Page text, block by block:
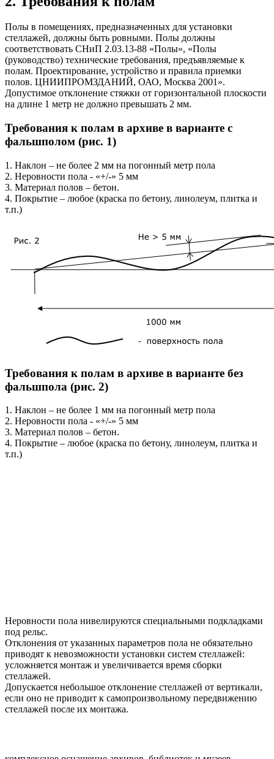
Полы в помещениях, предназначенных для установки
стеллажей, должны быть ровными. Полы должны
соответствовать СНиП 2.03.13-88 «Полы», «Полы
(руководство) технические требования, предъявляемые к
полам. Проектирование, устройство и правила приемки
полов. ЦНИИПРОМЗДАНИЙ, ОАО, Москва 2001».
Допустимое отклонение стяжки от горизонтальной плоскости
на длине 1 метр не должно превышать 2 мм.
Требования к полам в архиве в варианте с
фальшполом (рис. 1)
1. Наклон – не более 2 мм на погонный метр пола
2. Неровности пола - «+/-» 5 мм
3. Материал полов – бетон.
4. Покрытие – любое (краска по бетону, линолеум, плитка и
т.п.)
Требования к полам в архиве в варианте без
фальшпола (рис. 2)
1. Наклон – не более 1 мм на погонный метр пола
2. Неровности пола - «+/-» 5 мм
3. Материал полов – бетон.
4. Покрытие – любое (краска по бетону, линолеум, плитка и
т.п.)
Неровности пола нивелируются специальными подкладками
под рельс.
Отклонения от указанных параметров пола не обязательно
приводят к невозможности установки систем стеллажей:
усложняется монтаж и увеличивается время сборки
стеллажей.
Допускается небольшое отклонение стеллажей от вертикали,
если оно не приводит к самопроизвольному передвижению
стеллажей после их монтажа.